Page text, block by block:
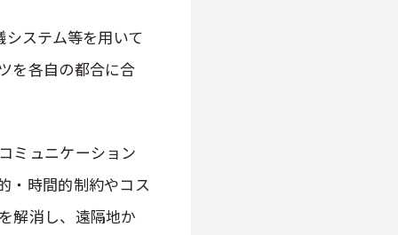
ステム等を用いて
を各自の都合に合
ミュニケーション
・時間的制約やコス
解消し、遠隔地か